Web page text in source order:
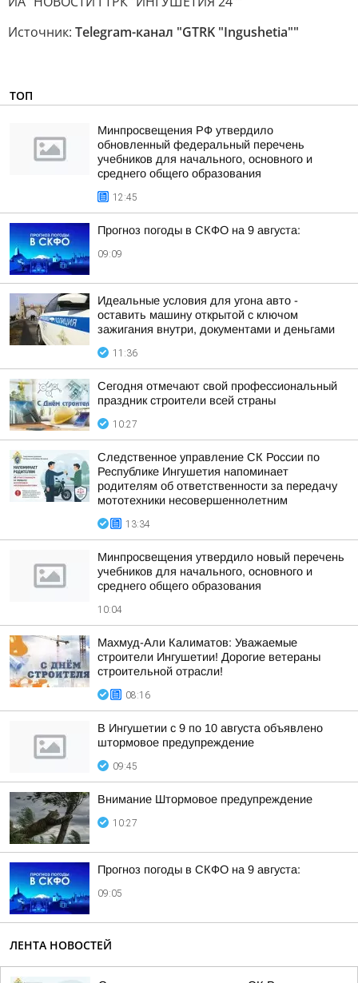
Источник: Telegram-канал "GTRK "Ingushetia""
ТОП
Минпросвещения РФ утвердило
обновленный федеральный перечень
учебников для начального, основного и
среднего общего образования
12:45
Прогноз погоды в СКФО на 9 августа:
09:09
Идеальные условия для угона авто -
оставить машину открытой с ключом
зажигания внутри, документами и деньгами
11:36
Сегодня отмечают свой профессиональный
праздник строители всей страны
10:27
Следственное управление СК России по
Республике Ингушетия напоминает
родителям об ответственности за передачу
мототехники несовершеннолетним
13:34
Минпросвещения утвердило новый перечень
учебников для начального, основного и
среднего общего образования
10:04
Махмуд-Али Калиматов: Уважаемые
строители Ингушетии! Дорогие ветераны
строительной отрасли!
08:16
В Ингушетии с 9 по 10 августа объявлено
штормовое предупреждение
09:45
Внимание Штормовое предупреждение
10:27
Прогноз погоды в СКФО на 9 августа:
09:05
ЛЕНТА НОВОСТЕЙ